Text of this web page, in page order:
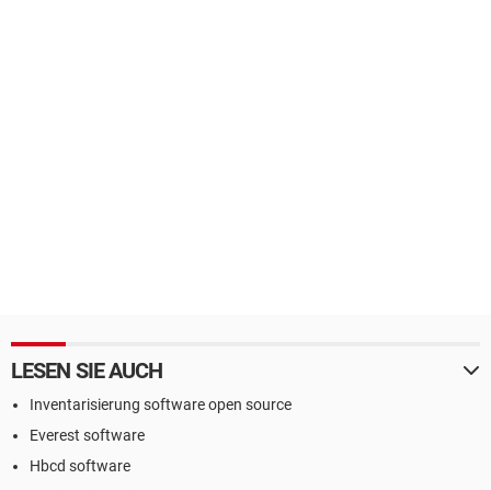
LESEN SIE AUCH
Inventarisierung software open source
Everest software
Hbcd software